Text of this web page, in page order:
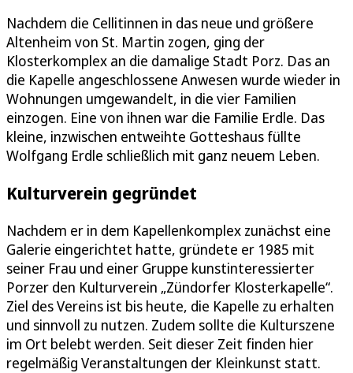
Nachdem die Cellitinnen in das neue und größere
Altenheim von St. Martin zogen, ging der
Klosterkomplex an die damalige Stadt Porz. Das an
die Kapelle angeschlossene Anwesen wurde wieder in
Wohnungen umgewandelt, in die vier Familien
einzogen. Eine von ihnen war die Familie Erdle. Das
kleine, inzwischen entweihte Gotteshaus füllte
Wolfgang Erdle schließlich mit ganz neuem Leben.
Kulturverein gegründet
Nachdem er in dem Kapellenkomplex zunächst eine
Galerie eingerichtet hatte, gründete er 1985 mit
seiner Frau und einer Gruppe kunstinteressierter
Porzer den Kulturverein „Zündorfer Klosterkapelle“.
Ziel des Vereins ist bis heute, die Kapelle zu erhalten
und sinnvoll zu nutzen. Zudem sollte die Kulturszene
im Ort belebt werden. Seit dieser Zeit finden hier
regelmäßig Veranstaltungen der Kleinkunst statt.